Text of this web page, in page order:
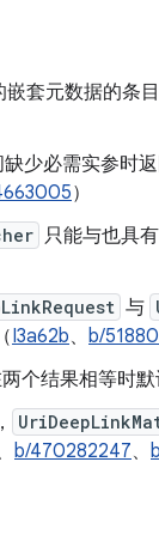
套元数据的条
缺少必需实参时
）
只能与也具
与
I3a62b、 b/
个结果相等时
b/470282247、